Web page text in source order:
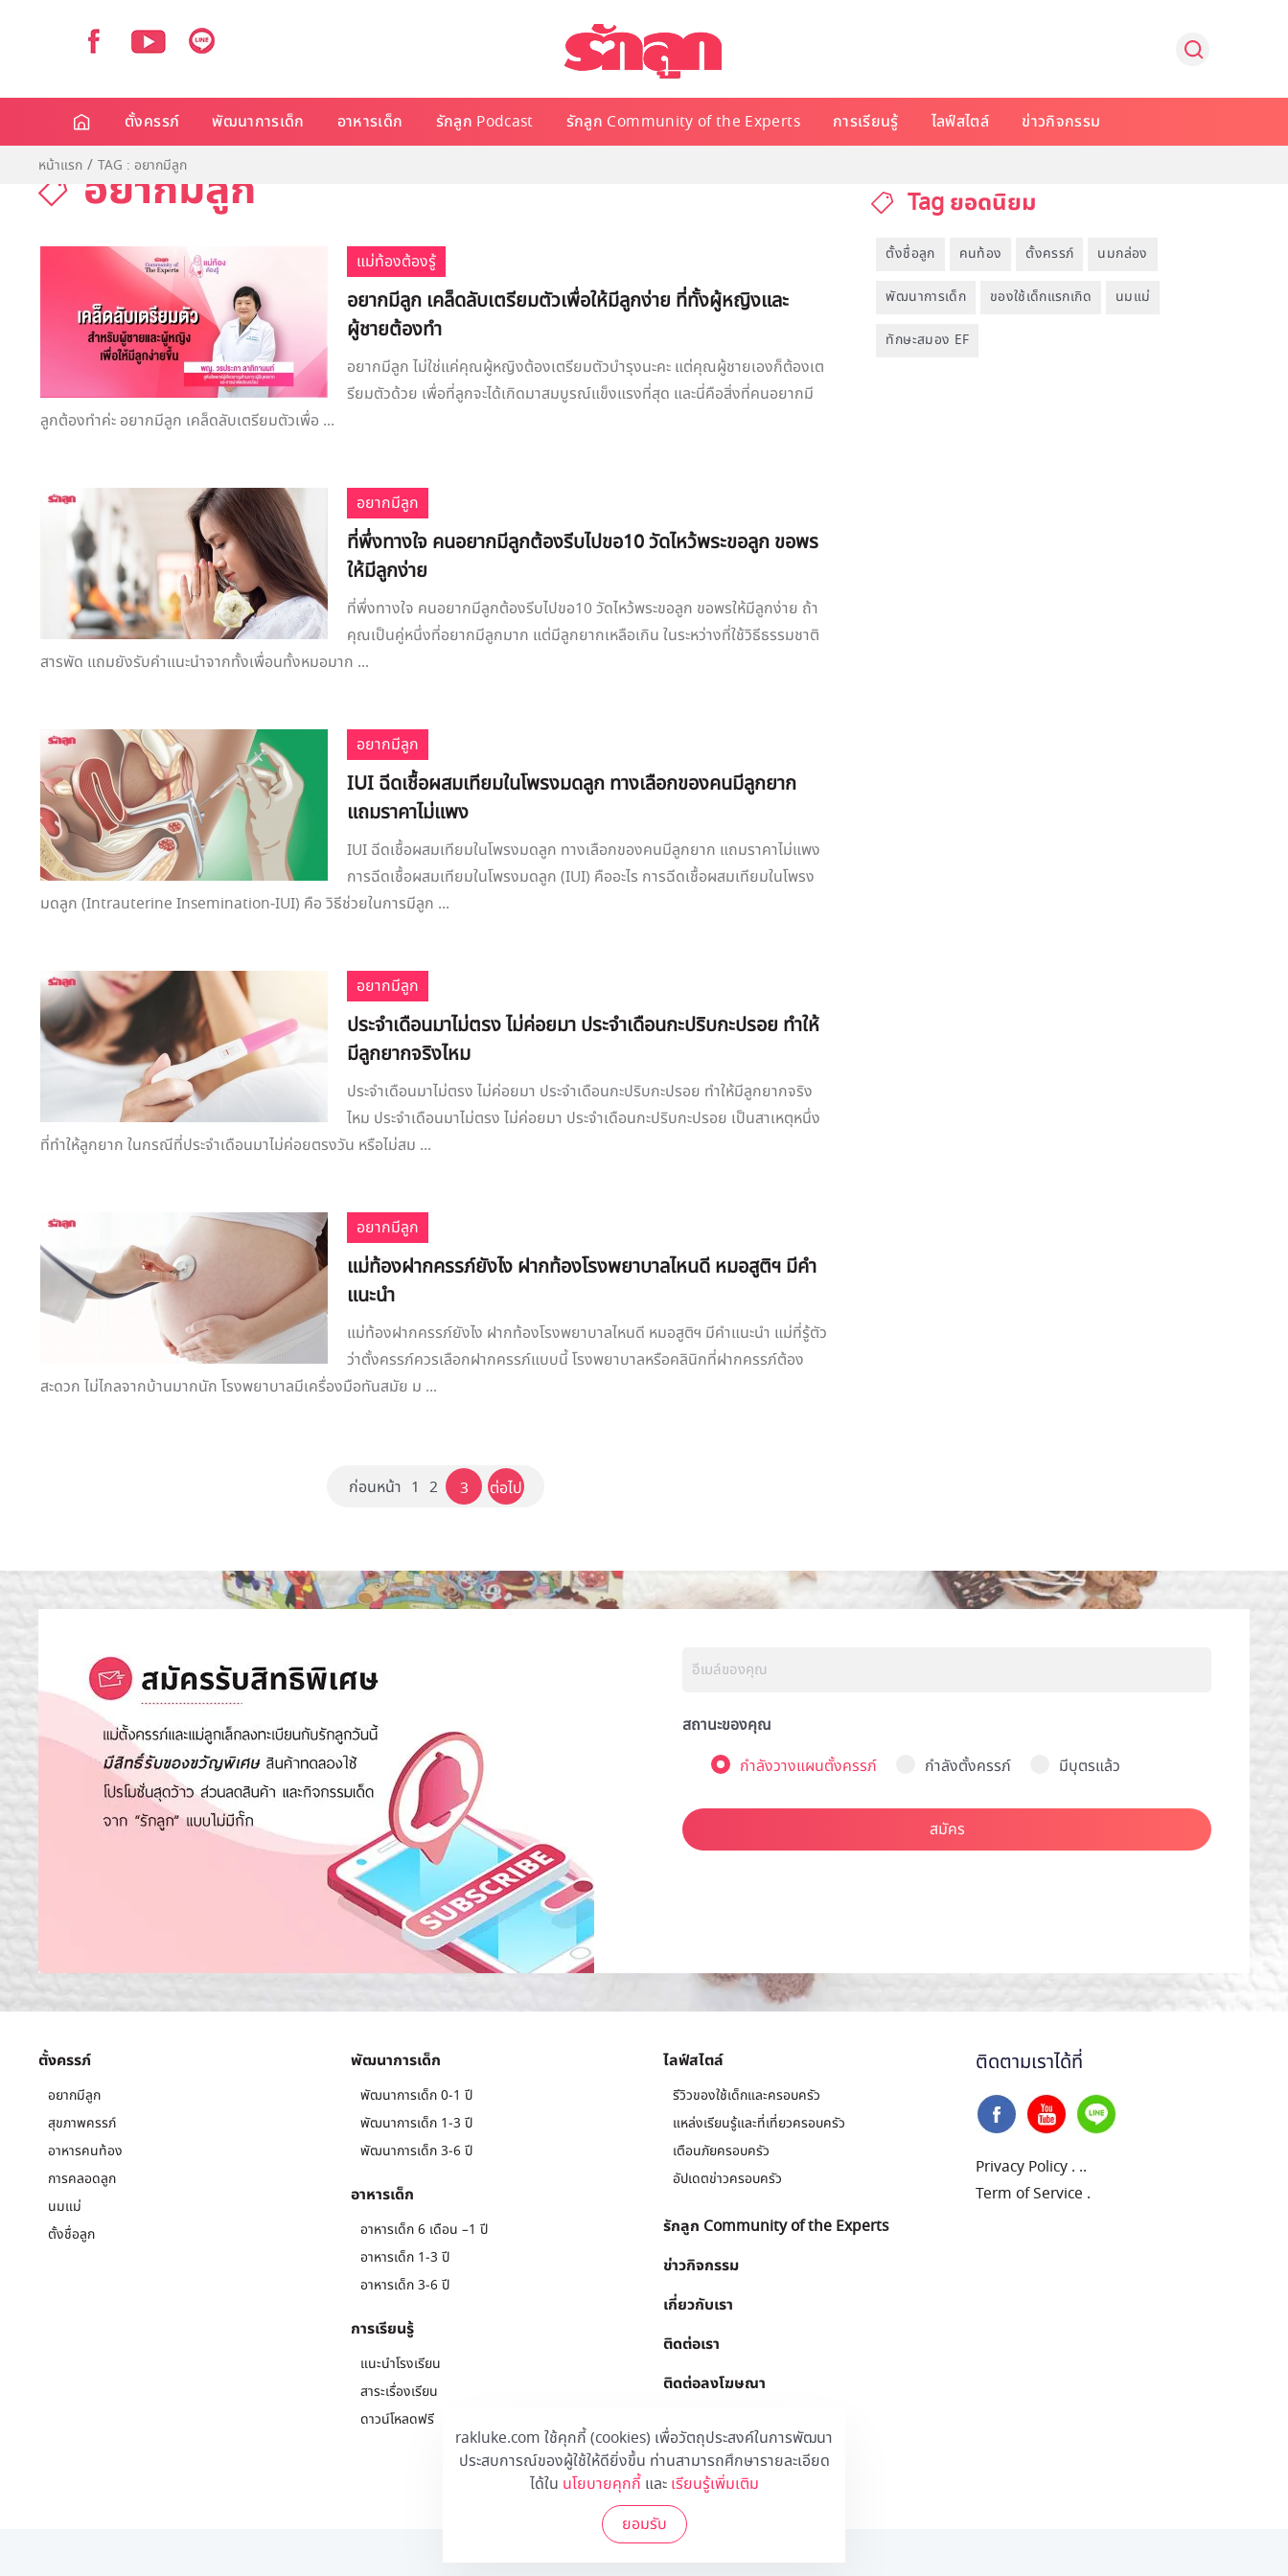
rakluke.com ใช้คุกกี้ (cookies) เพื่อวัตถุประสงค์ในการพัฒนา
ประสบการณ์ของผู้ใช้ให้ดียิ่งขึ้น ท่านสามารถศึกษารายละเอียด
ได้ใน นโยบายคุกกี้และ เรียนรู้เพิ่มเติม
ยอมรับ
ตั้งครรภ์ พัฒนาการเด็ก อาหารเด็ก รักลูก Podcast รักลูก Community of the Experts การเรียนรู้ ไลฟ์สไตล์ ข่าวกิจกรรม
หน้าแรก TAG : อยากมีลูก
อยากมีลูก
แม่ท้องต้องรู้
อยากมีลูก เคล็ดลับเตรียมตัวเพื่อให้มีลูกง่าย ที่ทั้งผู้หญิงและ
ผู้ชายต้องทำ
อยากมีลูก ไม่ใช่แค่คุณผู้หญิงต้องเตรียมตัวบำรุงนะคะ แต่คุณผู้ชายเองก็ต้องเต
รียมตัวด้วย เพื่อที่ลูกจะได้เกิดมาสมบูรณ์แข็งแรงที่สุด และนี่คือสิ่งที่คนอยากมี
ลูกต้องทำค่ะ อยากมีลูก เคล็ดลับเตรียมตัวเพื่อ ...
อยากมีลูก
ที่พึ่งทางใจ คนอยากมีลูกต้องรีบไปขอ10 วัดไหว้พระขอลูก ขอพร
ให้มีลูกง่าย
ที่พึ่งทางใจ คนอยากมีลูกต้องรีบไปขอ10 วัดไหว้พระขอลูก ขอพรให้มีลูกง่าย ถ้า
คุณเป็นคู่หนึ่งที่อยากมีลูกมาก แต่มีลูกยากเหลือเกิน ในระหว่างที่ใช้วิธีธรรมชาติ
สารพัด แถมยังรับคำแนะนำจากทั้งเพื่อนทั้งหมอมาก ...
อยากมีลูก
IUI ฉีดเชื้อผสมเทียมในโพรงมดลูก ทางเลือกของคนมีลูกยาก
แถมราคาไม่แพง
IUI ฉีดเชื้อผสมเทียมในโพรงมดลูก ทางเลือกของคนมีลูกยาก แถมราคาไม่แพง
การฉีดเชื้อผสมเทียมในโพรงมดลูก (IUI) คืออะไร การฉีดเชื้อผสมเทียมในโพรง
มดลูก (Intrauterine Insemination-IUI) คือ วิธีช่วยในการมีลูก ...
อยากมีลูก
ประจำเดือนมาไม่ตรง ไม่ค่อยมา ประจำเดือนกะปริบกะปรอย ทำให้
มีลูกยากจริงไหม
ประจำเดือนมาไม่ตรง ไม่ค่อยมา ประจำเดือนกะปริบกะปรอย ทำให้มีลูกยากจริง
ไหม ประจำเดือนมาไม่ตรง ไม่ค่อยมา ประจำเดือนกะปริบกะปรอย เป็นสาเหตุหนึ่ง
ที่ทำให้ลูกยาก ในกรณีที่ประจำเดือนมาไม่ค่อยตรงวัน หรือไม่สม ...
อยากมีลูก
แม่ท้องฝากครรภ์ยังไง ฝากท้องโรงพยาบาลไหนดี หมอสูติฯ มีคำ
แนะนำ
แม่ท้องฝากครรภ์ยังไง ฝากท้องโรงพยาบาลไหนดี หมอสูติฯ มีคำแนะนำ แม่ที่รู้ตัว
ว่าตั้งครรภ์ควรเลือกฝากครรภ์แบบนี้ โรงพยาบาลหรือคลินิกที่ฝากครรภ์ต้อง
สะดวก ไม่ไกลจากบ้านมากนัก โรงพยาบาลมีเครื่องมือทันสมัย ม ...
ก่อนหน้า 1 2 3 ต่อไป
Tag ยอดนิยม
ตั้งชื่อลูก คนท้อง ตั้งครรภ์ นมกล่อง
พัฒนาการเด็ก ของใช้เด็กแรกเกิด นมแม่
ทักษะสมอง EF
สถานะของคุณ
กำลังวางแผนตั้งครรภ์
กำลังตั้งครรภ์ มีบุตรแล้ว
สมัคร
ตั้งครรภ์
อยากมีลูก
สุขภาพครรภ์
อาหารคนท้อง
การคลอดลูก
นมแม่
ตั้งชื่อลูก
พัฒนาการเด็ก
พัฒนาการเด็ก 0-1 ปี
พัฒนาการเด็ก 1-3 ปี
พัฒนาการเด็ก 3-6 ปี
อาหารเด็ก
อาหารเด็ก 6 เดือน –1 ปี
อาหารเด็ก 1-3 ปี
อาหารเด็ก 3-6 ปี
การเรียนรู้
แนะนำโรงเรียน
สาระเรื่องเรียน
ดาวน์โหลดฟรี
ไลฟ์สไตล์
รีวิวของใช้เด็กและครอบครัว
แหล่งเรียนรู้และที่เที่ยวครอบครัว
เตือนภัยครอบครัว
อัปเดตข่าวครอบครัว
รักลูก Community of the Experts
ข่าวกิจกรรม
เกี่ยวกับเรา
ติดต่อเรา
ติดต่อลงโฆษณา
ติดตามเราได้ที่
Privacy Policy . ..
Term of Service .